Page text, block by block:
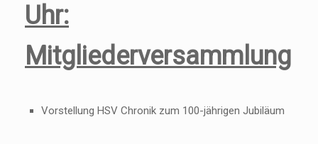
Uhr:
Mitgliederversammlung
Vorstellung HSV Chronik zum 100-jährigen Jubiläum